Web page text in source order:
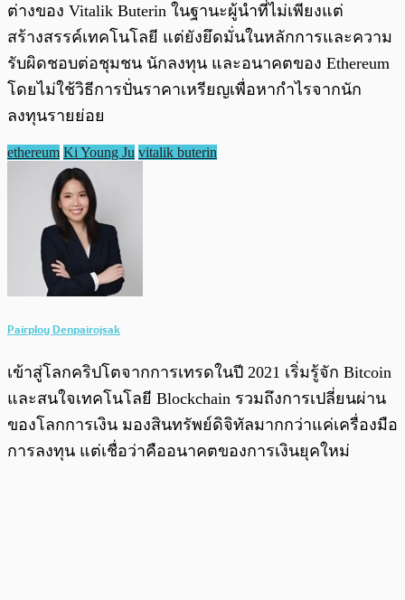
ต่างของ Vitalik Buterin ในฐานะผู้นำที่ไม่เพียงแต่
สร้างสรรค์เทคโนโลยี แต่ยังยึดมั่นในหลักการและความ
รับผิดชอบต่อชุมชน นักลงทุน และอนาคตของ Ethereum
โดยไม่ใช้วิธีการปั่นราคาเหรียญเพื่อหากำไรจากนัก
ลงทุนรายย่อย
ethereum Ki Young Ju vitalik buterin
Pairploy Denpairojsak
เข้าสู่โลกคริปโตจากการเทรดในปี 2021 เริ่มรู้จัก Bitcoin
และสนใจเทคโนโลยี Blockchain รวมถึงการเปลี่ยนผ่าน
ของโลกการเงิน มองสินทรัพย์ดิจิทัลมากกว่าแค่เครื่องมือ
การลงทุน แต่เชื่อว่าคืออนาคตของการเงินยุคใหม่